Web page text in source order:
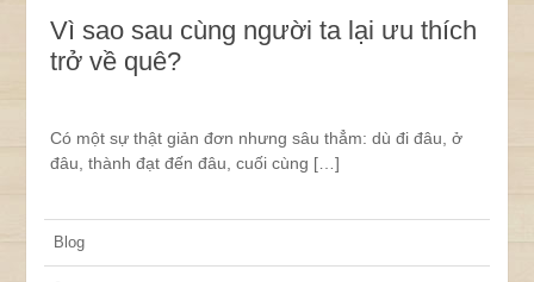
Vì sao sau cùng người ta lại ưu thích
trở về quê?
Có một sự thật giản đơn nhưng sâu thẳm: dù đi đâu, ở
đâu, thành đạt đến đâu, cuối cùng […]
Blog